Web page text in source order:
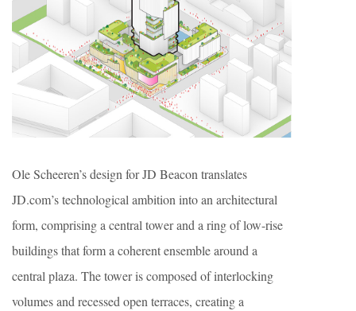
Ole Scheeren’s design for JD Beacon translates
JD.com’s technological ambition into an architectural
form, comprising a central tower and a ring of low-rise
buildings that form a coherent ensemble around a
central plaza. The tower is composed of interlocking
volumes and recessed open terraces, creating a